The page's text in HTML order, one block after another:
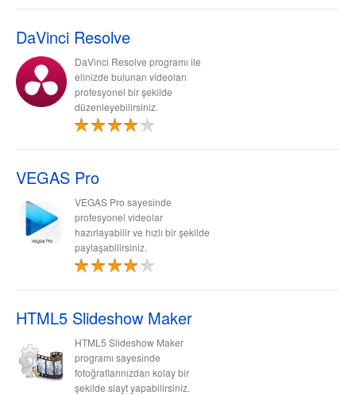
DaVinci Resolve
DaVinci Resolve programı ile
elinizde bulunan videoları
profesyonel bir şekilde
düzenleyebilirsiniz.
VEGAS Pro
VEGAS Pro sayesinde
profesyonel videolar
hazırlayabilir ve hızlı bir şekilde
paylaşabilirsiniz.
HTML5 Slideshow Maker
HTML5 Slideshow Maker
programı sayesinde
fotoğraflarınızdan kolay bir
şekilde slayt yapabilirsiniz.